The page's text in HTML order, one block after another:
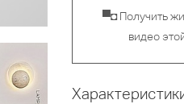
▀◘ Получить
видео